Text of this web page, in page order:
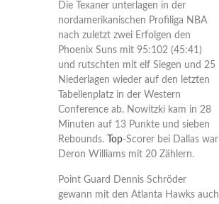
Die Texaner unterlagen in der
nordamerikanischen Profiliga NBA
nach zuletzt zwei Erfolgen den
Phoenix Suns mit 95:102 (45:41)
und rutschten mit elf Siegen und 25
Niederlagen wieder auf den letzten
Tabellenplatz in der Western
Conference ab. Nowitzki kam in 28
Minuten auf 13 Punkte und sieben
Rebounds.
Top-Scorer bei Dallas war
Deron Williams mit 20 Zählern.
Point Guard Dennis Schröder
gewann mit den Atlanta Hawks auch